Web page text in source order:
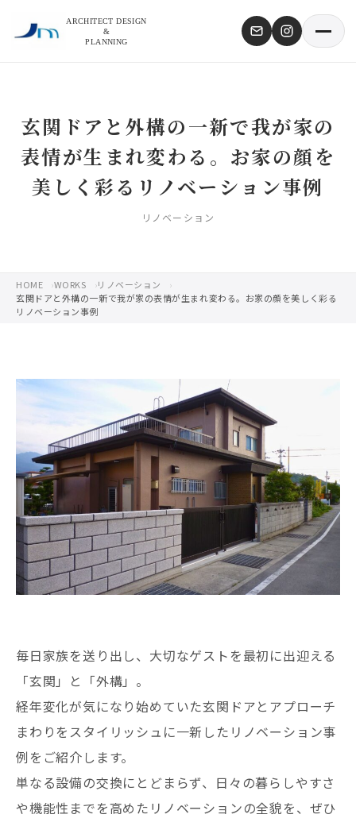
ARCHITECT DESIGN
&
PLANNING
玄関ドアと外構の一新で我が家の
表情が生まれ変わる。お家の顔を
美しく彩るリノベーション事例
リノベーション
HOME WORKS
リノベーション
玄関ドアと外構の一新で我が家の表情が生まれ変わる。お家の顔を美しく彩る
リノベーション事例
毎日家族を送り出し、大切なゲストを最初に出迎える
「玄関」と「外構」。
経年変化が気になり始めていた玄関ドアとアプローチ
まわりをスタイリッシュに一新したリノベーション事
例をご紹介します。
単なる設備の交換にとどまらず、日々の暮らしやすさ
や機能性までを高めたリノベーションの全貌を、ぜひ